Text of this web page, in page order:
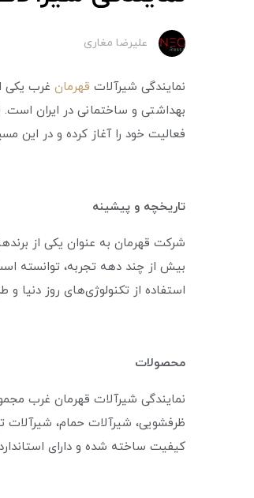
علیرضا مغاری
نمایندگی شیرآلات قهرمان غرب یکی
بهداشتی و ساختمانی در ایران
فعالیت خود را آغاز کرده و در
تاریخچه و پیشینه
شرکت قهرمان به عنوان یکی از
بیش از چند دهه تجربه، توانسته
استفاده از تکنولوژی‌های روز دنیا
محصولات
نمایندگی شیرآلات قهرمان غرب
ظرفشویی، شیرآلات حمام، شیرآلات
کیفیت ساخته شده و دارای